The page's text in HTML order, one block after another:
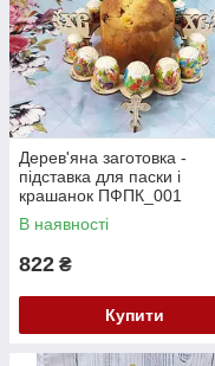
Дерев'яна заготовка -
підставка для паски і
крашанок ПФПК_001
В наявності
822 ₴
Купити